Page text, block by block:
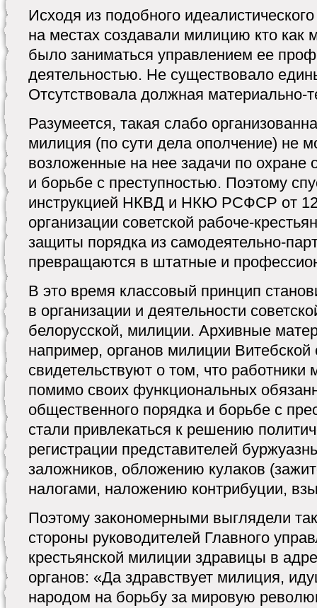
Исходя из подобного
на местах создавали милицию кто как
было заниматься управлением ее
деятельностью. Не существовало
Отсутствовала должная материально-
Разумеется, такая слабо
милиция (по сути дела ополчение) не
возложенные на нее задачи по охране
и борьбе с преступностью. Поэтому
инструкцией НКВД и НКЮ РСФСР от 12
организации советской рабоче-
защиты порядка из самодеятельно-
превращаются в штатные и
В это время классовый принцип
в организации и деятельности
белорусской, милиции. Архивные
например, органов милиции Витебской
свидетельствуют о том, что работники
помимо своих функциональных
общественного порядка и борьбе с
стали привлекаться к решению
регистрации представителей
заложников, обложению кулаков
налогами, наложению контрибуции,
Поэтому закономерными выглядели
стороны руководителей Главного
крестьянской милиции здравицы в
органов: «Да здравствует милиция,
народом на борьбу за мировую